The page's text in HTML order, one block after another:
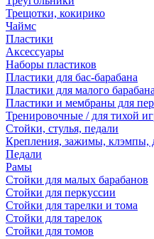
Трещотки, кокирико
Чаймс
Пластики
Аксессуары
Наборы пластиков
Пластики для бас-барабана
Пластики для малого
Пластики и мембраны для
Тренировочные / для тихой
Стойки, стулья, педали
Крепления, зажимы, клэмпы,
Педали
Рамы
Стойки для малых барабанов
Стойки для перкуссии
Стойки для тарелки и тома
Стойки для тарелок
Стойки для томов